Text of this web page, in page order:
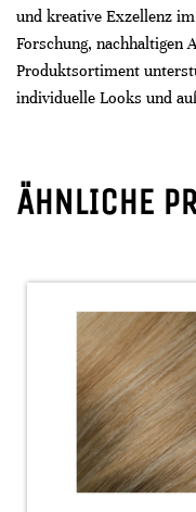
und kreative Exzellenz
Forschung, nachhaltigen
Produktsortiment
individuelle Looks und
ÄHNLICHE